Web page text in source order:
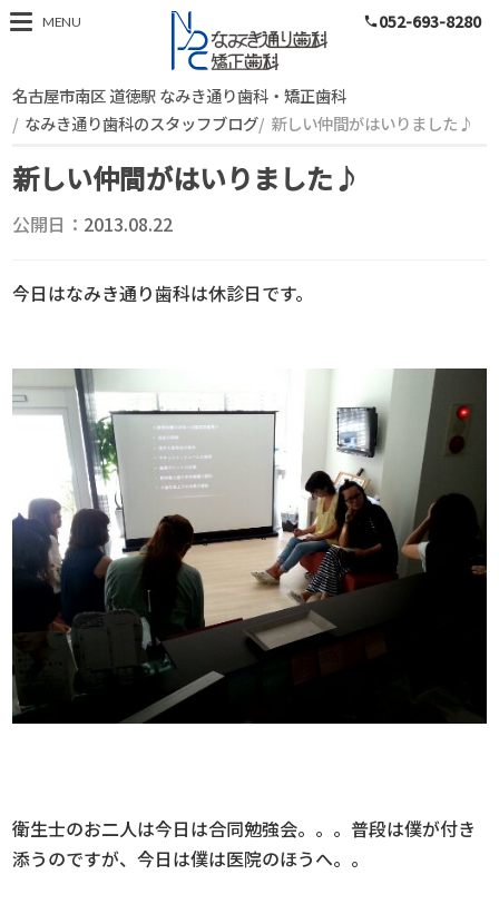
スタッフブログ
MENU phone052-693-8280
名古屋市南区 道徳駅 なみき通り歯科・矯正歯科
なみき通り歯科のスタッフブログ 新しい仲間がはいりました♪
新しい仲間がはいりました♪
公開日： 2013.08.22
今日はなみき通り歯科は休診日です。
衛生士のお二人は今日は合同勉強会。。。普段は僕が付き
添うのですが、今日は僕は医院のほうへ。。